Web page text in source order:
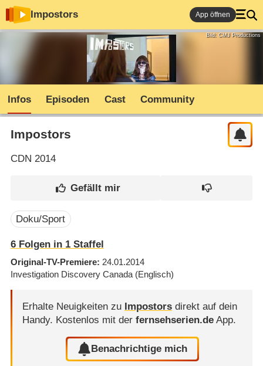
Impostors App öffnen
Bild: CMJ Productions
Infos Episoden Cast Community
Impostors
CDN 2014
Doku/Sport
6Folgen in 1Staffel
Original-TV-Premiere 24.01.2014
Investigation Discovery Canada (Englisch)
Erhalte Neuigkeiten zu Impostorsdirekt auf dein
Handy. Kostenlos mit der fernsehserien.deApp.
Benachrichtige mich